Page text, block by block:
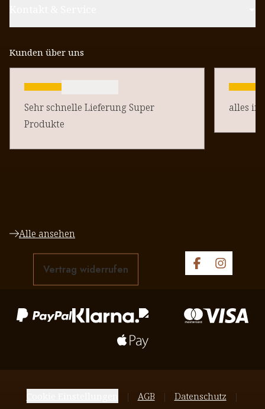
Kunden über uns
Sehr schnelle Lieferung Super
Produkte
alles in
Alle ansehen
Vertrag widerrufen
AGB Datenschutz